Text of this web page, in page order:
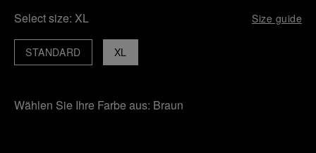
Select size: XL Size guide
XL
STANDARD
Wählen Sie Ihre Farbe aus: Braun